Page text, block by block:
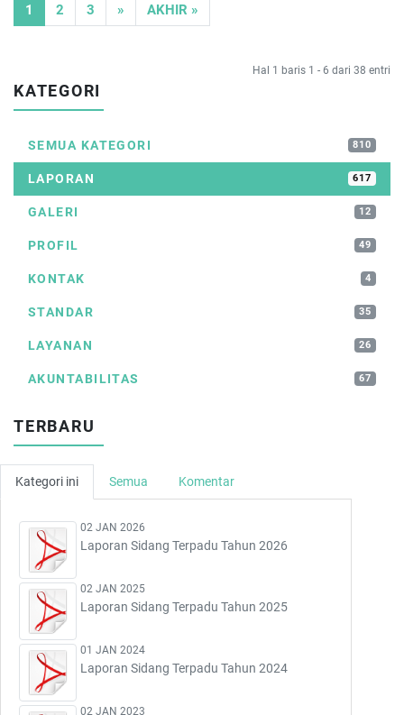
1 (CURRENT)
2 3 » NEXTAKHIR »
Hal 1 baris 1 - 6 dari 38 entri
KATEGORI
SEMUA KATEGORI 810
LAPORAN 617
GALERI 12
PROFIL 49
KONTAK 4
STANDAR 35
LAYANAN 26
AKUNTABILITAS 67
TERBARU
Kategori ini Semua Komentar
02 JAN 2026
Laporan Sidang Terpadu Tahun 2026
02 JAN 2025
Laporan Sidang Terpadu Tahun 2025
01 JAN 2024
Laporan Sidang Terpadu Tahun 2024
02 JAN 2023